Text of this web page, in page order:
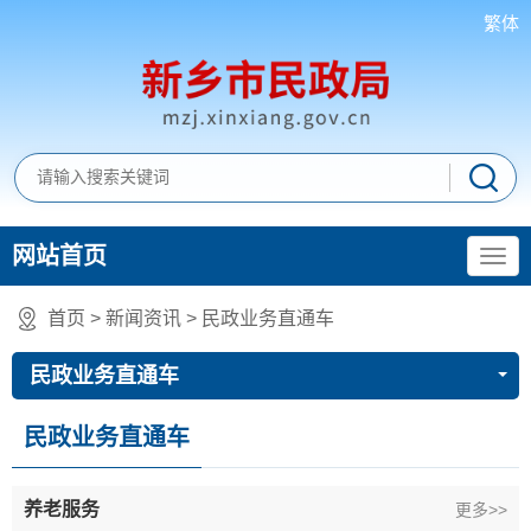
繁体
网站首页
首页 > 新闻资讯 > 民政业务直通车
民政业务直通车
民政业务直通车
养老服务 更多>>